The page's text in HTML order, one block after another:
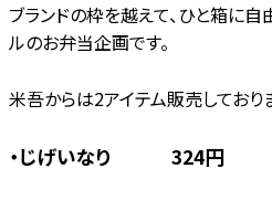
ブランドの枠を越えて、ひと箱に
ルのお弁当企画です。
米吾からは2アイテム販売しており
・じげいなり 324円